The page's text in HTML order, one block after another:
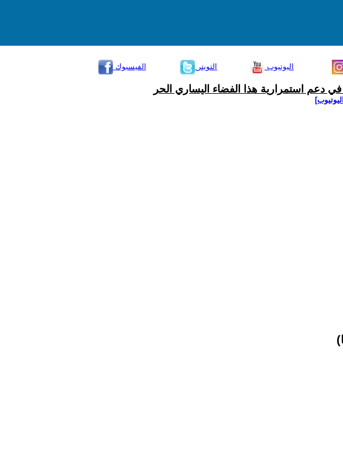
الفيسبوك
التويتر اليوتيوب
في دعم استمرارية هذا الفضاء اليساري الحر